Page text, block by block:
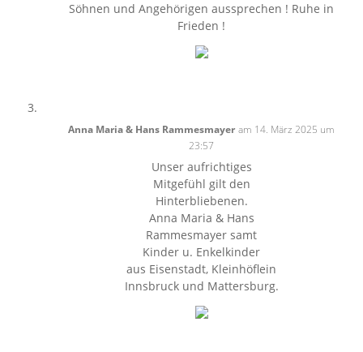
Söhnen und Angehörigen aussprechen ! Ruhe in
Frieden !
Anna Maria & Hans Rammesmayer am 14. März 2025 um
23:57
Unser aufrichtiges
Mitgefühl gilt den
Hinterbliebenen.
Anna Maria & Hans
Rammesmayer samt
Kinder u. Enkelkinder
aus Eisenstadt, Kleinhöflein
Innsbruck und Mattersburg.